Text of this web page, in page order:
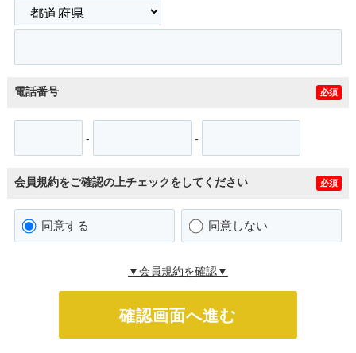
電話番号 必須
- -
会員規約をご確認の上チェックをしてください 必須
同意する 同意しない
▼会員規約を確認▼